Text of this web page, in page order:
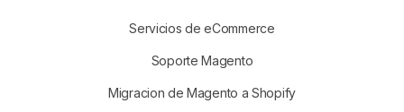
Servicios de eCommerce
Soporte Magento
Migracion de Magento a Shopify